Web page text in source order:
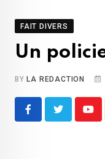
FAIT DIVERS
Un
BY LA REDACTION